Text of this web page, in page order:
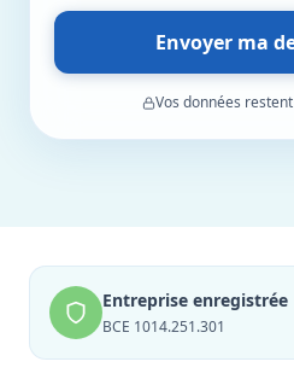
Envoyer ma
Vos données
Entreprise enregistrée
BCE 1014.251.301